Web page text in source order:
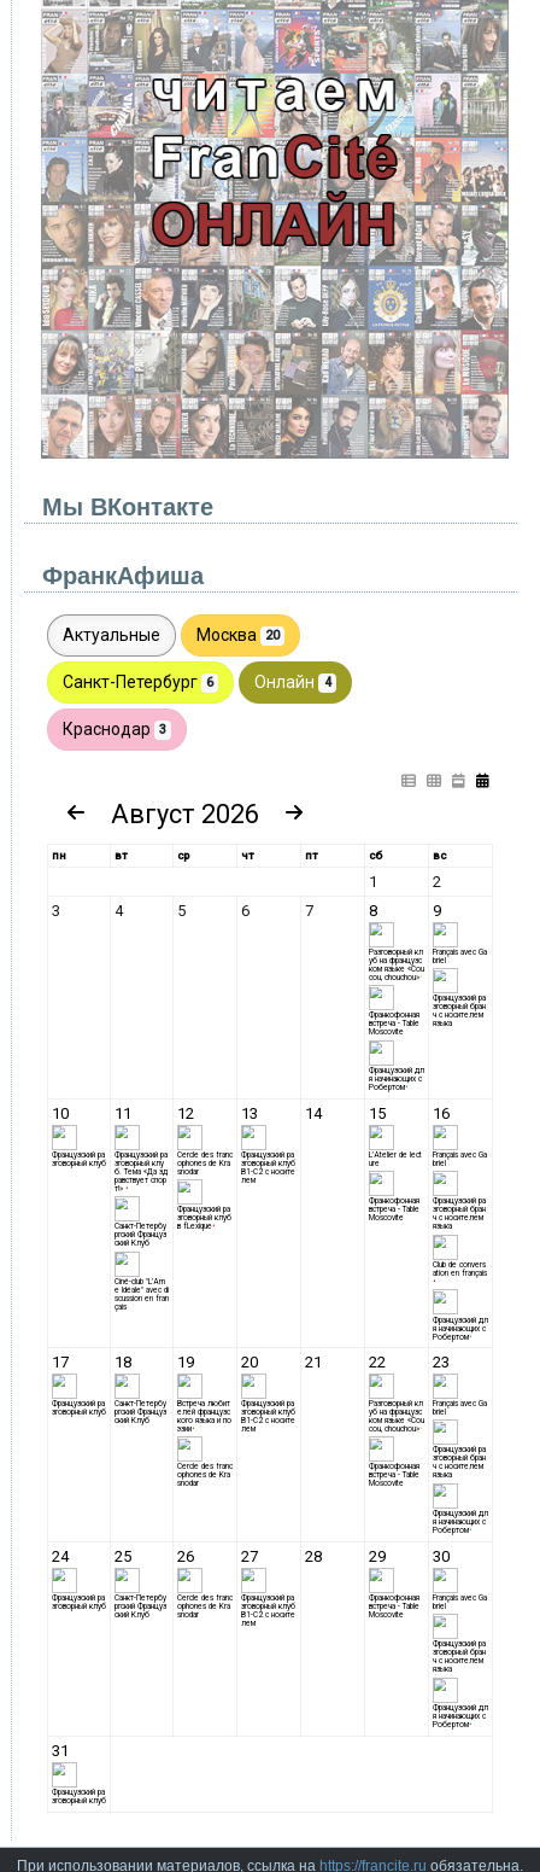
Мы ВКонтакте
ФранкАфиша
При использовании материалов, ссылка на https://francite.ru обязательна.